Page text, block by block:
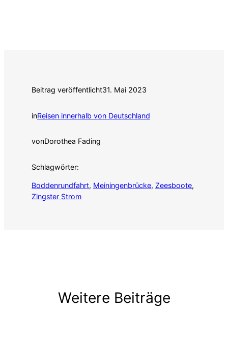
Beitrag veröffentlicht31. Mai 2023
inReisen innerhalb von Deutschland
vonDorothea Fading
Schlagwörter:
Boddenrundfahrt, Meiningenbrücke, Zeesboote
Zingster Strom
Weitere Beiträge